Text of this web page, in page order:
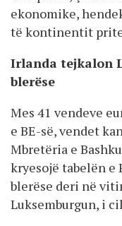
ekonomike,
të kontinentit
Irlanda tejkalon
blerëse
Mes 41 vendeve
e BE-së, vendet
Mbretëria e
kryesojë tabelën e
blerëse deri në
Luksemburgun, i